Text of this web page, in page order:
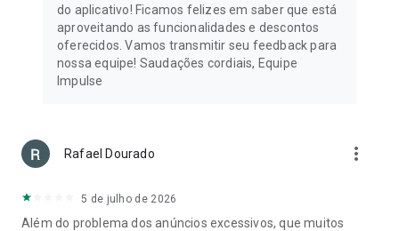
do aplicativo! Ficamos felizes em saber que está
aproveitando as funcionalidades e descontos
oferecidos. Vamos transmitir seu feedback para
nossa equipe! Saudações cordiais, Equipe
Impulse
Rafael Dourado more_vert
5 de julho de 2026
Além do problema dos anúncios excessivos, que muitos